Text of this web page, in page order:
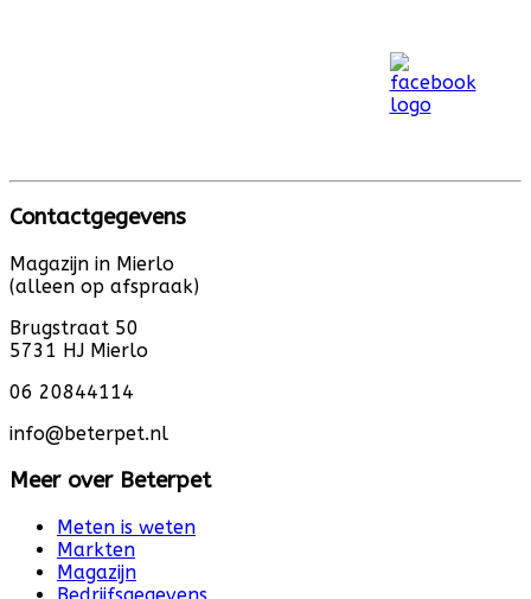
Contactgegevens
Magazijn in Mierlo
(alleen op afspraak)
Brugstraat 50
5731 HJ Mierlo
06 20844114
info@beterpet.nl
Meer over Beterpet
Meten is weten
Markten
Magazijn
Bedrijfsgegevens